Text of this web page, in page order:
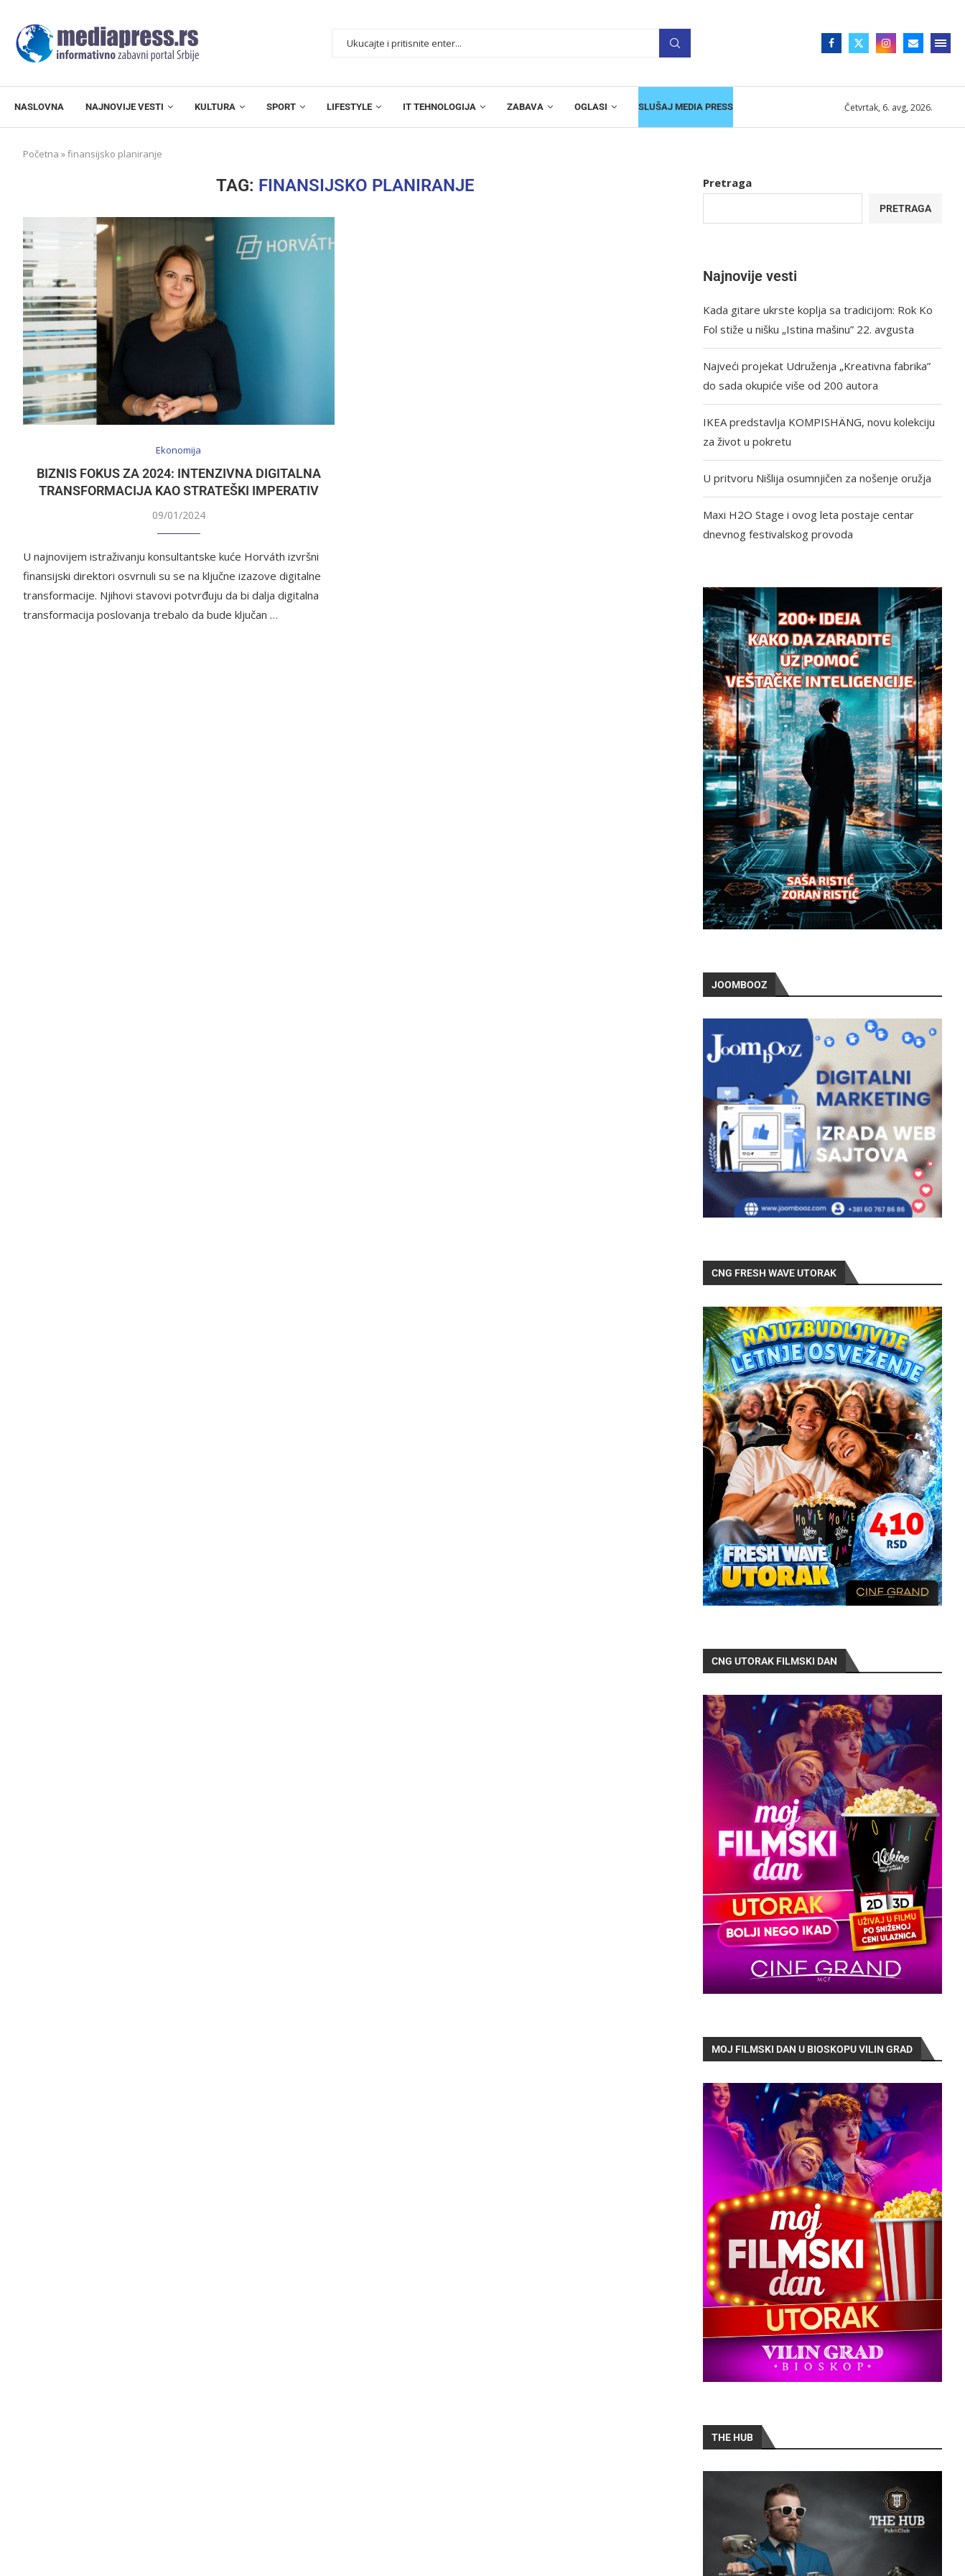
NASLOVNA NAJNOVIJE VESTI KULTURA SPORT LIFESTYLE IT TEHNOLOGIJA ZABAVA OGLASI SLUŠAJ MEDIA PRESS Četvrtak, 6. avg, 2026.
Početna »finansijsko planiranje
TAG: FINANSIJSKO PLANIRANJE
Ekonomija
BIZNIS FOKUS ZA 2024: INTENZIVNA DIGITALNA
TRANSFORMACIJA KAO STRATEŠKI IMPERATIV
09/01/2024
U najnovijem istraživanju konsultantske kuće Horváth izvršni
finansijski direktori osvrnuli su se na ključne izazove digitalne
transformacije. Njihovi stavovi potvrđuju da bi dalja digitalna
transformacija poslovanja trebalo da bude ključan …
Pretraga
PRETRAGA
Najnovije vesti
Kada gitare ukrste koplja sa tradicijom: Rok Ko
Fol stiže u nišku „Istina mašinu” 22. avgusta
Najveći projekat Udruženja „Kreativna fabrika”
do sada okupiće više od 200 autora
IKEA predstavlja KOMPISHÄNG, novu kolekciju
za život u pokretu
U pritvoru Nišlija osumnjičen za nošenje oružja
Maxi H2O Stage i ovog leta postaje centar
dnevnog festivalskog provoda
JOOMBOOZ
CNG FRESH WAVE UTORAK
CNG UTORAK FILMSKI DAN
MOJ FILMSKI DAN U BIOSKOPU VILIN GRAD
THE HUB